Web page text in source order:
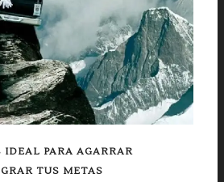
IDEAL PARA AGARRAR
TUS METAS